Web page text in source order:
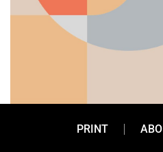
PRINT
ABO